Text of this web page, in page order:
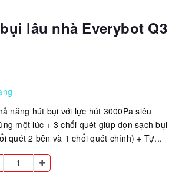
lâu nhà Everybot Q3
năng hút bụi với lực hút 3000Pa siêu
một lúc + 3 chổi quét giúp dọn sạch bụi
quét 2 bên và 1 chổi quét chính) + Tự...